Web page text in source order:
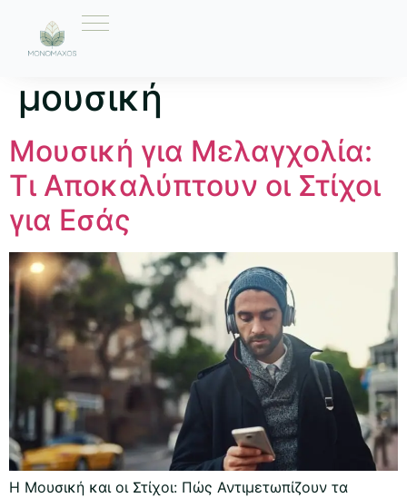
Ετικέτα:
μουσική
Μουσική για Μελαγχολία:
Τι Αποκαλύπτουν οι Στίχοι
για Εσάς
Η Μουσική και οι Στίχοι: Πώς Αντιμετωπίζουν τα